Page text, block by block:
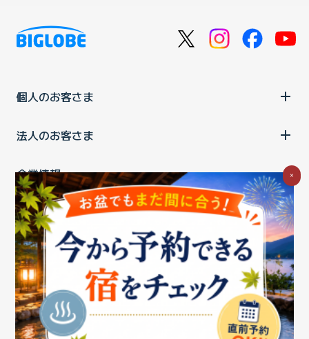
個人のお客さま
法人のお客さま
企業情報
ご利用中の方
お問い合わせ消費税の表示 ウェブアクセシビリティの取り組み
個人情報保護ポリシープライバシーポータル
Cookieポリシー
特定商取引法に基づく表記情報セキュリティ基本方針
商標についてBIGLOBEトップ
×